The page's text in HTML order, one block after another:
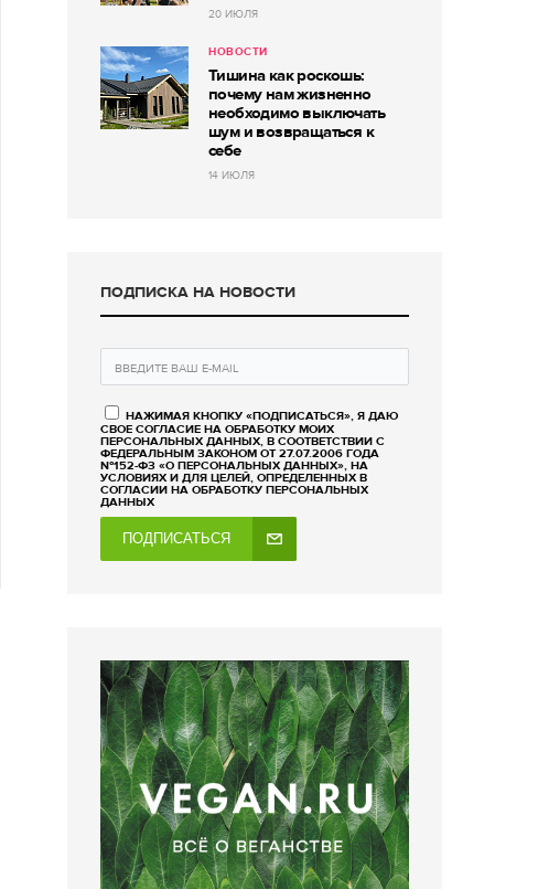
20 ИЮЛЯ
НОВОСТИ
Тишина как роскошь:
почему нам жизненно
необходимо выключать
шум и возвращаться к
себе
14 ИЮЛЯ
ПОДПИСКА НА НОВОСТИ
НАЖИМАЯ КНОПКУ «ПОДПИСАТЬСЯ», Я ДАЮ
СВОЕ СОГЛАСИЕ НА ОБРАБОТКУ МОИХ
ПЕРСОНАЛЬНЫХ ДАННЫХ, В СООТВЕТСТВИИ С
ФЕДЕРАЛЬНЫМ ЗАКОНОМ ОТ 27.07.2006 ГОДА
№152-ФЗ «О ПЕРСОНАЛЬНЫХ ДАННЫХ», НА
УСЛОВИЯХ И ДЛЯ ЦЕЛЕЙ, ОПРЕДЕЛЕННЫХ В
СОГЛАСИИ НА ОБРАБОТКУ ПЕРСОНАЛЬНЫХ
ДАННЫХ
ПОДПИСАТЬСЯ